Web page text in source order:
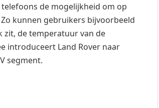
de mogelijkheid om op
kunnen gebruikers bijvoorbeeld
zit, de temperatuur van de
introduceert Land Rover naar
segment.